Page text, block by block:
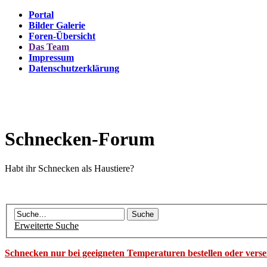
Portal
Bilder Galerie
Foren-Übersicht
Das Team
Impressum
Datenschutzerklärung
Schnecken-Forum
Habt ihr Schnecken als Haustiere?
Erweiterte Suche
Schnecken nur bei geeigneten Temperaturen bestellen oder